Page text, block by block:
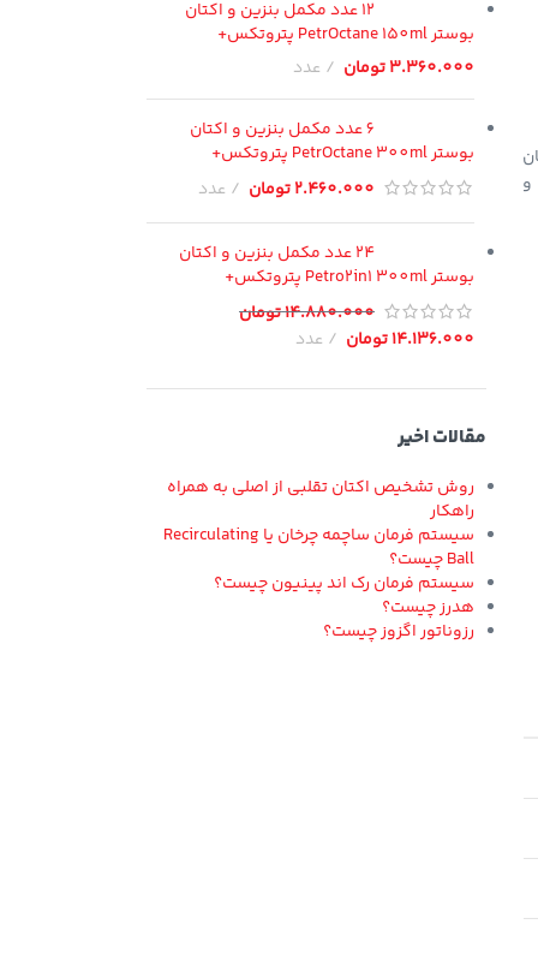
و
12 عدد مکمل بنزین و اکتان
بوستر PetrOctane 150ml پتروتکس+
3.360.000تومان عدد
6 عدد مکمل بنزین و اکتان
بوستر PetrOctane 300ml پتروتکس+
2.460.000تومان عدد
24 عدد مکمل بنزین و اکتان
بوستر Petro2in1 300ml پتروتکس+
14.880.000تومان
14.136.000تومان عدد
مقالات اخیر
روش تشخیص اکتان تقلبی از اصلی به همراه
راهکار
سیستم فرمان ساچمه چرخان یا Recirculating
Ball چیست؟
سیستم فرمان رک اند پینیون چیست؟
هدرز چیست؟
رزوناتور اگزوز چیست؟